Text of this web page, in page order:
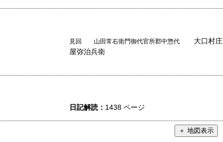
見回 山田常右衛門御代官所郡中惣代大口村庄
屋弥治兵衛
日記解読： 1438 ページ